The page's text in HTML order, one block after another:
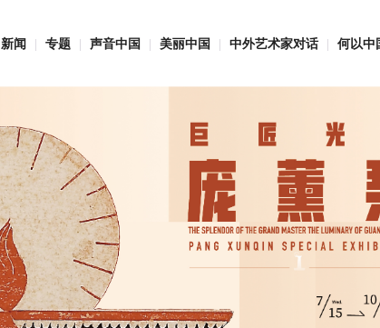
新闻 专题 声音中国 美丽中国 中外艺术家对话 何以中